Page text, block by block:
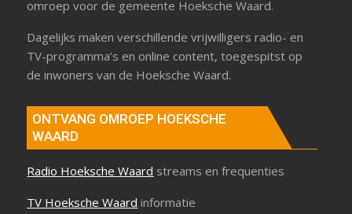
omroep voor de gemeente Hoeksche Waard.
Dagelijks maken verschillende vrijwilligers radio- en
TV-programma’s en online content, toegespitst op
de inwoners van de Hoeksche Waard.
ONTVANG OMROEP HOEKSCHE
WAARD
Radio Hoeksche Waard streams en frequenties
TV Hoeksche Waard informatie